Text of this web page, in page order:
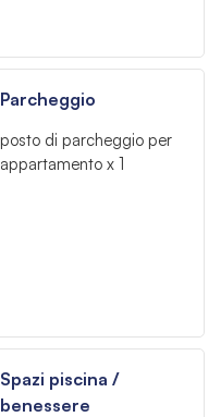
Parcheggio
posto di parcheggio per
appartamento x 1
Spazi piscina /
benessere